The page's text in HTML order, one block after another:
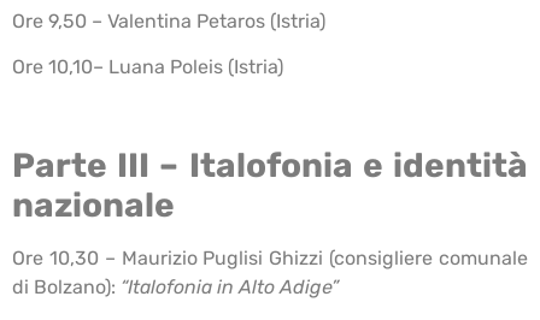
Ore 9,50 – Valentina Petaros (Istria)
Ore 10,10– Luana Poleis (Istria)
Parte III – Italofonia e identità
nazionale
Ore 10,30 – Maurizio Puglisi Ghizzi (consigliere comunale
di Bolzano): “Italofonia in Alto Adige”